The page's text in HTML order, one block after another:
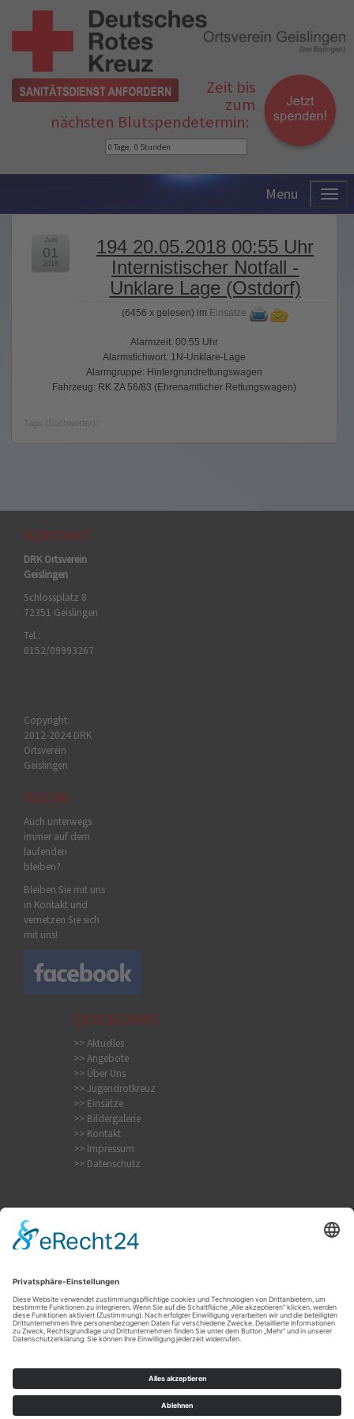
Zeit bis
zum
nächsten Blutspendetermin:
Menu
194 20.05.2018 00:55 Uhr
Internistischer Notfall -
Unklare Lage (Ostdorf)
(6456 x gelesen) im Einsätze
Juni
01
2018
Alarmzeit: 00:55 Uhr
Alarmstichwort: 1N-Unklare-Lage
Alarmgruppe: Hintergrundrettungswagen
Fahrzeug: RK ZA 56/83 (Ehrenamtlicher Rettungswagen)
Tags (Suchwörter):
KONTAKT
DRK Ortsverein
Geislingen
Schlossplatz 8
72351 Geislingen
Tel.:
0152/09993267
Copyright:
2012-2024 DRK
Ortsverein
Geislingen
SOCIAL
Auch unterwegs
immer auf dem
laufenden
bleiben?
Bleiben Sie mit uns
in Kontakt und
vernetzen Sie sich
mit uns!
QUICKLINKS
>> Aktuelles
>> Angebote
>> Über Uns
>> Jugendrotkreuz
>> Einsätze
>> Bildergalerie
>> Kontakt
>> Impressum
>> Datenschutz
Internistischer Notfall